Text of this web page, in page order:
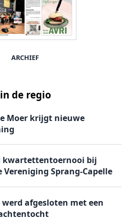
ARCHIEF
de regio
Moer krijgt nieuwe
kwartettentoernooi bij
Vereniging Sprang-Capelle
werd afgesloten met een